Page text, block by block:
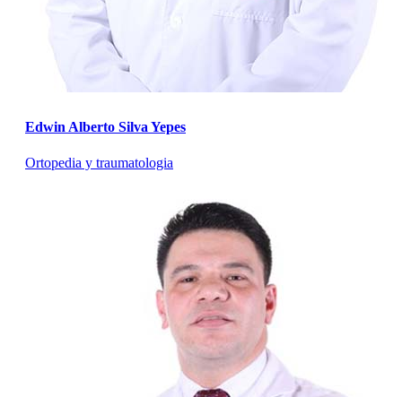
Edwin Alberto Silva Yepes
Ortopedia y traumatologia